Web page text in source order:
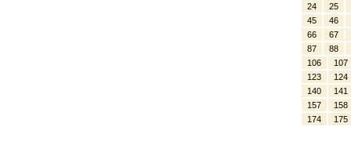
24
25
45
46
66
67
87
88
106
107
123
124
140
141
157
158
174
175